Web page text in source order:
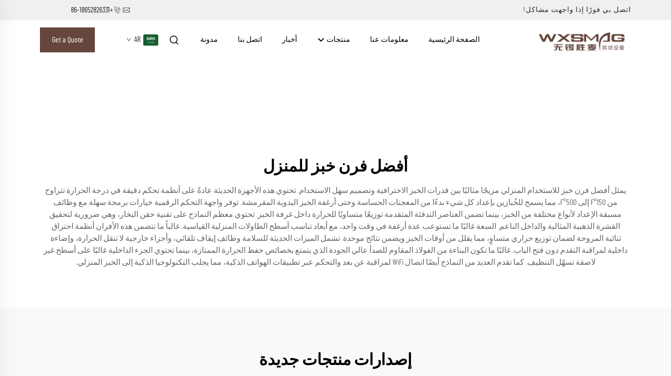
اتصل بي فورًا إذا واجهت مشاكل! +86-18652826331
الصفحة الرئيسية معلومات عنا منتجات أخبار اتصل بنا مدونة AR
Get a Quote
أفضل فرن خبز للمنزل
يمثل أفضل فرن خبز للاستخدام المنزلي مزيجًا مثاليًا بين قدرات الخبز الاحترافية وتصميم سهل الاستخدام. تحتوي هذه الأجهزة الحديثة عادةً على أنظمة تحكم دقيقة في درجة الحرارة تتراوح
من 150°F إلى 500°F، مما يسمح للخُبازين بإعداد كل شيء بدءًا من المعجنات الحساسة وحتى أرغفة الخبز اليدوية المقرمشة. توفر واجهة التحكم الرقمية خيارات برمجة سهلة مع وظائف
مسبقة الإعداد لأنواع مختلفة من الخبز، بينما تضمن العناصر التدفئة المتقدمة توزيعًا متساويًا للحرارة داخل غرفة الخبز. تحتوي معظم النماذج على تقنية حقن البخار، وهي ضرورية لتحقيق
القشرة الذهبية المثالية والداخل الناعم. السعة غالبًا ما تستوعب عدة أرغفة في وقت واحد، مع أبعاد تناسب أسطح الطاولات المنزلية القياسية. غالباً ما تتضمن هذه الأفران أنظمة احتراق
ثنائية المروحة لضمان توزيع حراري متساوٍ، مما يقلل من أوقات الخبز ويضمن نتائج موحدة. تشمل الميزات الحديثة للسلامة وظائف إيقاف تلقائي، وأجزاء خارجية لا تنقل الحرارة، وإضاءة
داخلية لمراقبة التقدم دون فتح الباب. غالبًا ما تكون البناءة من الفولاذ المقاوم للصدأ عالي الجودة الذي يتمتع بخصائص حفظ الحرارة الممتازة، بينما تحتوي الجزء الداخلية غالبًا على أسطح غير
لاصقة تسهّل التنظيف. كما تقدم العديد من النماذج أيضًا اتصال WiFi لمراقبة عن بعد والتحكم عبر تطبيقات الهواتف الذكية، مما يجلب التكنولوجيا الذكية إلى الخبز المنزلي.
إصدارات منتجات جديدة